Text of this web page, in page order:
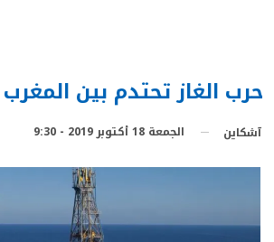
حرب الغاز تحتدم بين المغرب
آشكاين الجمعة 18 أكتوبر 2019 - 9:30